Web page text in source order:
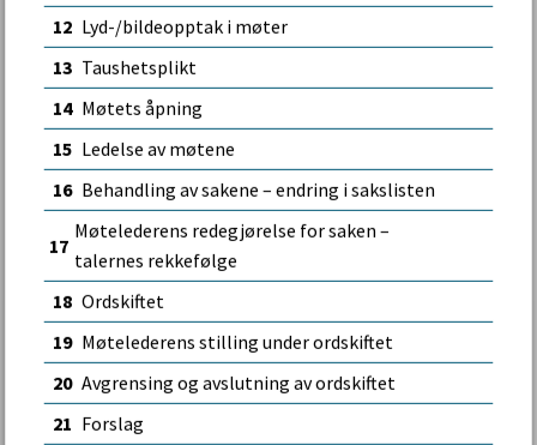
Samtykke Detaljer Om
Vi bruker informasjonskapsler (cookies) for å forbedre
brukeropplevelsen på vårt nettsted, tilpasse innhold og
12 Lyd-/bildeopptak i møter
13 Taushetsplikt
14 Møtets åpning
15 Ledelse av møtene
16 Behandling av sakene – endring i sakslisten
17
Møtelederens redegjørelse for saken –
talernes rekkefølge
18 Ordskiftet
19 Møtelederens stilling under ordskiftet
20 Avgrensing og avslutning av ordskiftet
21 Forslag